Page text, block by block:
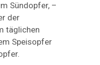
Sündopfer, –
der
täglichen
Speisopfer